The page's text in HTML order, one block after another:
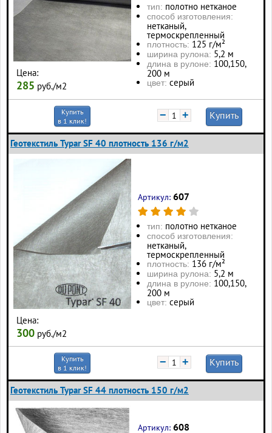
Цена:
285 руб./м2
тип: полотно нетканое
способ изготовления:
нетканый,
термоскрепленный
плотность: 125 г/м²
ширина рулона: 5,2 м
длина в рулоне: 100, 150,
200 м
цвет: серый
Купить
в 1 клик!
− + Купить
Геотекстиль Typar SF 40 плотность 136 г/м2
Цена:
300 руб./м2
Артикул: 607
тип: полотно нетканое
способ изготовления:
нетканый,
термоскрепленный
плотность: 136 г/м²
ширина рулона: 5,2 м
длина в рулоне: 100, 150,
200 м
цвет: серый
Купить
в 1 клик!
− + Купить
Геотекстиль Typar SF 44 плотность 150 г/м2
Артикул: 608